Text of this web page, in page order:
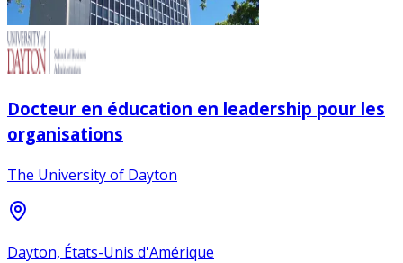
Docteur en éducation en leadership pour les
organisations
The University of Dayton
Dayton, États-Unis d'Amérique